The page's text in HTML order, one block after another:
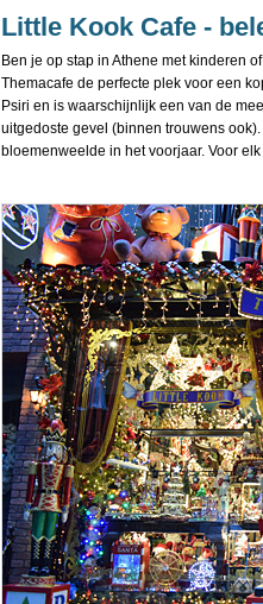
Little Kook Cafe -
Ben je op stap in Athene met kinderen
Themacafe de perfecte plek voor een
Psiri en is waarschijnlijk een van de
uitgedoste gevel (binnen trouwens
bloemenweelde in het voorjaar. Voor